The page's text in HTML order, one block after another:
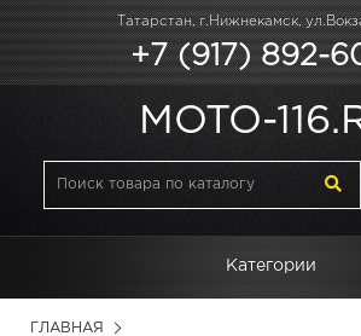
Татарстан, г.Нижнекамск,
+7 (917) 892-
MOTO-
Категории
ГЛАВНАЯ